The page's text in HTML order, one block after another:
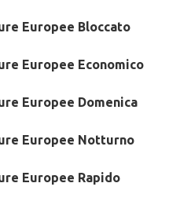
Europee Bloccato
Europee Economico
Europee Domenica
Europee Notturno
Europee Rapido